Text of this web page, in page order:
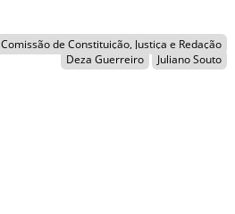
Comissão de Constituição, Justiça e Redação
Deza Guerreiro
Juliano Souto